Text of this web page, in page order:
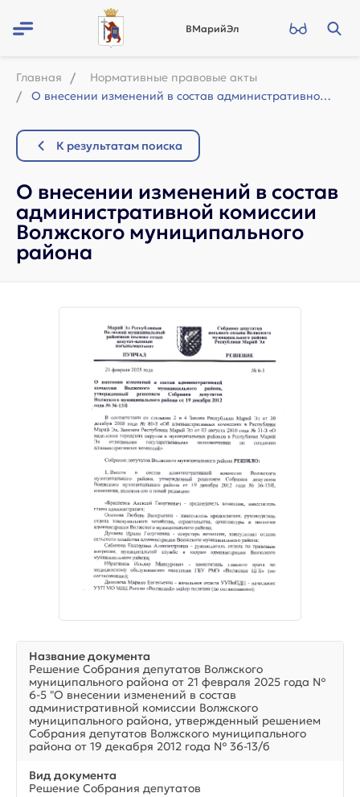
ВМарийЭл
Главная
Нормативные правовые акты
О внесении изменений в состав административной комиссии Волжского муниципального...
К результатам поиска
О внесении изменений в состав
административной комиссии
Волжского муниципального
района
Название документа
Решение Собрания депутатов Волжского
муниципального района от 21 февраля 2025 года №
6-5 "О внесении изменений в состав
административной комиссии Волжского
муниципального района, утвержденный решением
Собрания депутатов Волжского муниципального
района от 19 декабря 2012 года № 36-13/б
Вид документа
Решение Собрания депутатов